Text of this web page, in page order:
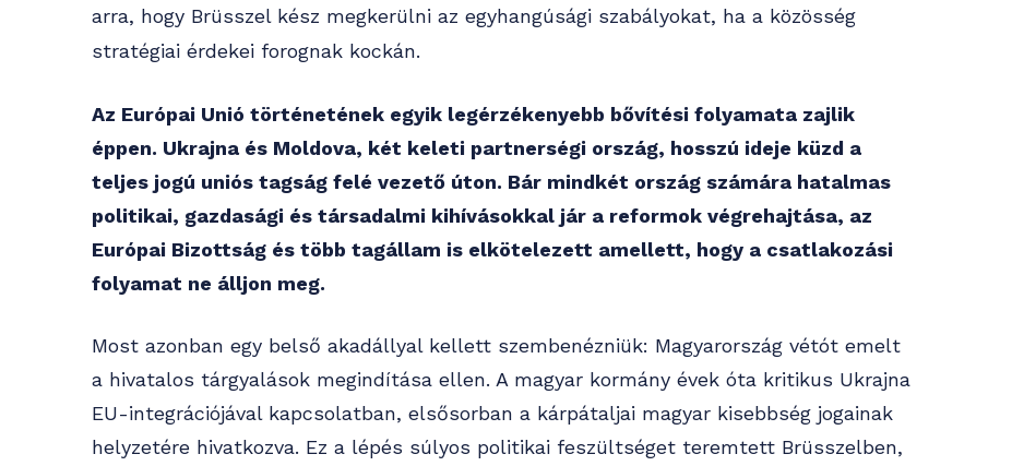
arra, hogy Brüsszel kész megkerülni az egyhangúsági szabályokat, ha a közösség
stratégiai érdekei forognak kockán.
Az Európai Unió történetének egyik legérzékenyebb bővítési folyamata zajlik
éppen. Ukrajna és Moldova, két keleti partnerségi ország, hosszú ideje küzd a
teljes jogú uniós tagság felé vezető úton. Bár mindkét ország számára hatalmas
politikai, gazdasági és társadalmi kihívásokkal jár a reformok végrehajtása, az
Európai Bizottság és több tagállam is elkötelezett amellett, hogy a csatlakozási
folyamat ne álljon meg.
Most azonban egy belső akadállyal kellett szembenézniük: Magyarország vétót emelt
a hivatalos tárgyalások megindítása ellen. A magyar kormány évek óta kritikus Ukrajna
EU-integrációjával kapcsolatban, elsősorban a kárpátaljai magyar kisebbség jogainak
helyzetére hivatkozva. Ez a lépés súlyos politikai feszültséget teremtett Brüsszelben,